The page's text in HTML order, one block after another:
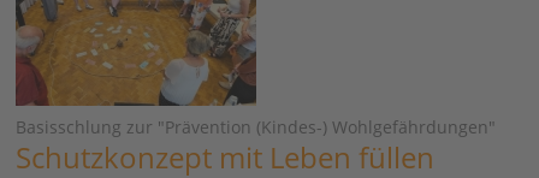
Basisschlung zur "Prävention (Kindes-) Wohlgefährdungen"
Schutzkonzept mit Leben füllen